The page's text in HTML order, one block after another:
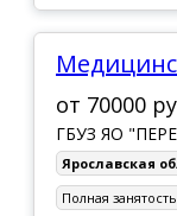
от 70000
ГБУЗ ЯО
Ярославская
Полная занятость